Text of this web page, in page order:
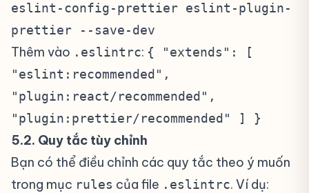
eslint-config-prettier eslint-plugin-
prettier --save-dev
Thêm vào .eslintrc: { "extends": [
"eslint:recommended",
"plugin:react/recommended",
"plugin:prettier/recommended" ] }
5.2. Quy tắc tùy chỉnh
Bạn có thể điều chỉnh các quy tắc theo ý muốn
trong mục rules của file .eslintrc. Ví dụ: